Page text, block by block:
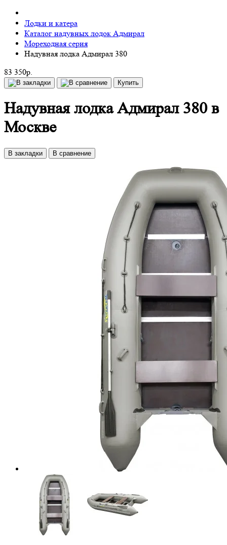
Лодки и катера
Каталог надувных лодок Адмирал
Мореходная серия
Надувная лодка Адмирал 380
83 350р.
Купить
Надувная лодка Адмирал 380 в
Москве
В закладки В сравнение